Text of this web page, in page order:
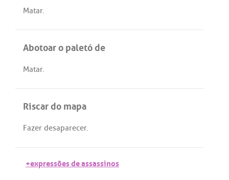
Matar.
Abotoar o paletó de
Matar.
Riscar do mapa
Fazer desaparecer.
+expressões de assassinos